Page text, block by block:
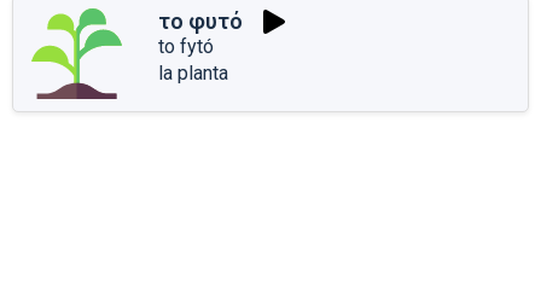
το φυτό
to fytó
la planta